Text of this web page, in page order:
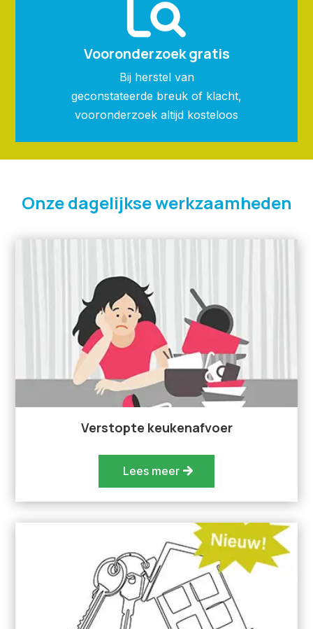
Vooronderzoek gratis
Bij herstel van
geconstateerde breuk of klacht,
vooronderzoek altijd kosteloos
Onze dagelijkse werkzaamheden
Verstopte keukenafvoer
Lees meer